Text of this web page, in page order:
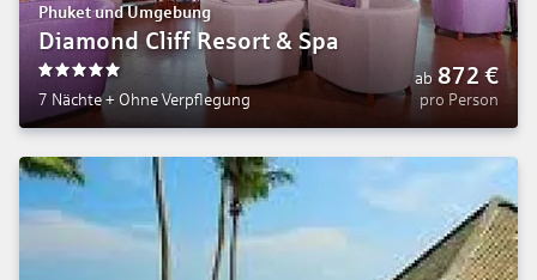
Phuket und Umgebung
Diamond Cliff Resort & Spa
7 Nächte+ Ohne Verpflegung
ab 872€
pro Person